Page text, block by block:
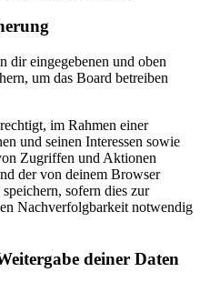
dir eingegebenen und oben
um das Board betreiben
im Rahmen einer
und seinen Interessen sowie
Zugriffen und Aktionen
der von deinem Browser
sofern dies zur
Nachverfolgbarkeit notwendig
deiner Daten